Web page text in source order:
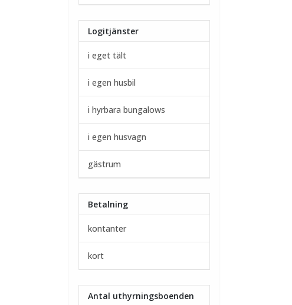
Logitjänster
i eget tält
i egen husbil
i hyrbara bungalows
i egen husvagn
gästrum
Betalning
kontanter
kort
Antal uthyrningsboenden